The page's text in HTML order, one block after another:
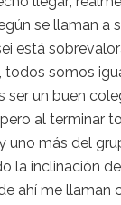
se llaman a
está
somos
un buen
al terminar
más del
la inclinación
ahí me